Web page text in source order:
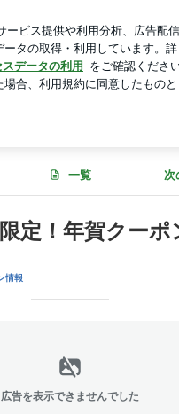
ドして ブログの更新通知
を受け取り
一覧 次
定！年賀クーポ
情報
広告を表示できませんでした